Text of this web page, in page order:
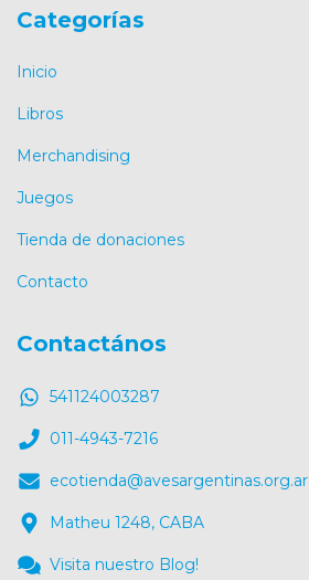
Categorías
Inicio
Libros
Merchandising
Juegos
Tienda de donaciones
Contacto
Contactános
541124003287
011-4943-7216
ecotienda@avesargentinas.org.ar
Matheu 1248, CABA
Visita nuestro Blog!